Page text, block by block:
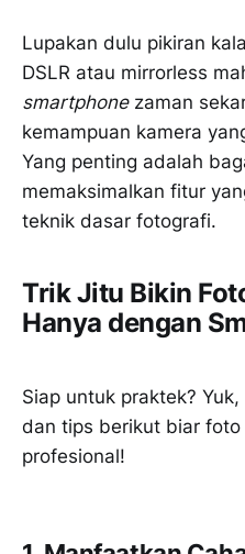
Lupakan dulu pikiran
DSLR atau mirrorless
smartphonezaman
kemampuan kamera
Yang penting adalah
memaksimalkan fitur
teknik dasar fotografi.
Trik Jitu Bikin
Hanya dengan
Siap untuk praktek?
dan tips berikut biar
profesional!